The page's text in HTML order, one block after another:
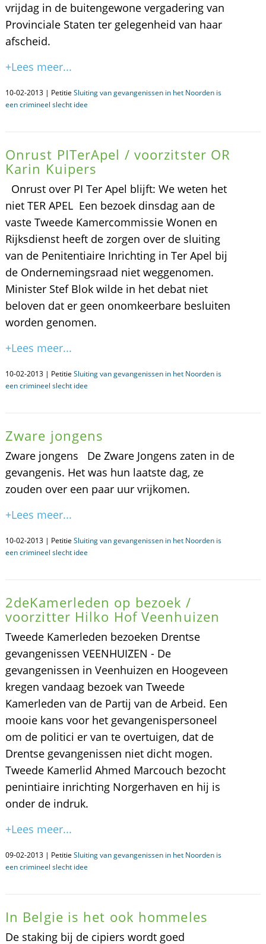
vrijdag in de buitengewone vergadering van
Provinciale Staten ter gelegenheid van haar
afscheid.
+Lees meer...
10-02-2013 | Petitie Sluiting van gevangenissen in het Noorden is
een crimineel slecht idee
Onrust PITerApel / voorzitster OR
Karin Kuipers
Onrust over PI Ter Apel blijft: We weten het
niet TER APEL  Een bezoek dinsdag aan de
vaste Tweede Kamercommissie Wonen en
Rijksdienst heeft de zorgen over de sluiting
van de Penitentiaire Inrichting in Ter Apel bij
de Ondernemingsraad niet weggenomen.
Minister Stef Blok wilde in het debat niet
beloven dat er geen onomkeerbare besluiten
worden genomen.
+Lees meer...
10-02-2013 | Petitie Sluiting van gevangenissen in het Noorden is
een crimineel slecht idee
Zware jongens
Zware jongens De Zware Jongens zaten in de
gevangenis. Het was hun laatste dag, ze
zouden over een paar uur vrijkomen.
+Lees meer...
10-02-2013 | Petitie Sluiting van gevangenissen in het Noorden is
een crimineel slecht idee
2deKamerleden op bezoek /
voorzitter Hilko Hof Veenhuizen
Tweede Kamerleden bezoeken Drentse
gevangenissen VEENHUIZEN - De
gevangenissen in Veenhuizen en Hoogeveen
kregen vandaag bezoek van Tweede
Kamerleden van de Partij van de Arbeid. Een
mooie kans voor het gevangenispersoneel
om de politici er van te overtuigen, dat de
Drentse gevangenissen niet dicht mogen.
Tweede Kamerlid Ahmed Marcouch bezocht
penintiaire inrichting Norgerhaven en hij is
onder de indruk.
+Lees meer...
09-02-2013 | Petitie Sluiting van gevangenissen in het Noorden is
een crimineel slecht idee
In Belgie is het ook hommeles
De staking bij de cipiers wordt goed